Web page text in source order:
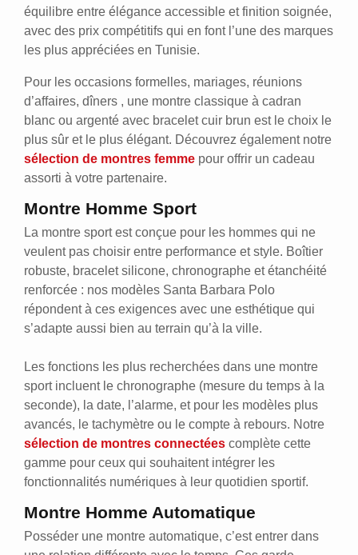
équilibre entre élégance accessible et finition soignée,
avec des prix compétitifs qui en font l’une des marques
les plus appréciées en Tunisie.
Pour les occasions formelles, mariages, réunions
d’affaires, dîners , une montre classique à cadran
blanc ou argenté avec bracelet cuir brun est le choix le
plus sûr et le plus élégant. Découvrez également notre
sélection de montres femme pour offrir un cadeau
assorti à votre partenaire.
Montre Homme Sport
La montre sport est conçue pour les hommes qui ne
veulent pas choisir entre performance et style. Boîtier
robuste, bracelet silicone, chronographe et étanchéité
renforcée : nos modèles Santa Barbara Polo
répondent à ces exigences avec une esthétique qui
s’adapte aussi bien au terrain qu’à la ville.
Les fonctions les plus recherchées dans une montre
sport incluent le chronographe (mesure du temps à la
seconde), la date, l’alarme, et pour les modèles plus
avancés, le tachymètre ou le compte à rebours. Notre
sélection de montres connectées complète cette
gamme pour ceux qui souhaitent intégrer les
fonctionnalités numériques à leur quotidien sportif.
Montre Homme Automatique
Posséder une montre automatique, c’est entrer dans